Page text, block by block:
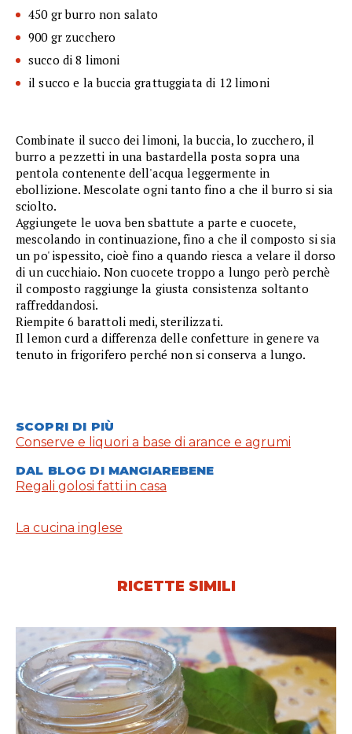
450 gr burro non salato
900 gr zucchero
succo di 8 limoni
il succo e la buccia grattuggiata di 12 limoni
Combinate il succo dei limoni, la buccia, lo zucchero, il
burro a pezzetti in una bastardella posta sopra una
pentola contenente dell'acqua leggermente in
ebollizione. Mescolate ogni tanto fino a che il burro si sia
sciolto.
Aggiungete le uova ben sbattute a parte e cuocete,
mescolando in continuazione, fino a che il composto si sia
un po' ispessito, cioè fino a quando riesca a velare il dorso
di un cucchiaio. Non cuocete troppo a lungo però perchè
il composto raggiunge la giusta consistenza soltanto
raffreddandosi.
Riempite 6 barattoli medi, sterilizzati.
Il lemon curd a differenza delle confetture in genere va
tenuto in frigorifero perché non si conserva a lungo.
SCOPRI DI PIÙ
Conserve e liquori a base di arance e agrumi
DAL BLOG DI MANGIAREBENE
Regali golosi fatti in casa
La cucina inglese
RICETTE SIMILI